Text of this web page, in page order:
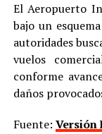
El Aeropuerto
bajo un
autoridades
vuelos
conforme
daños
Fuente: Versión